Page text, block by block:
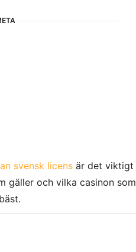
svensk licensär det viktigt
gäller och vilka casinon som